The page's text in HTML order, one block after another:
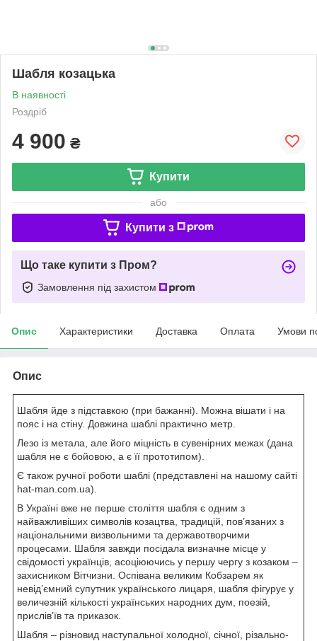
Шабля козацька
В наявності
Роздріб
4 900 ₴
Купити
або
Купити з
Що таке купити з Пром?
Замовлення під захистом
Опис Характеристики Доставка Оплата Умови
Опис
Шабля йде з підставкою (при бажанні). Можна вішати і на
пояс і на стіну. Довжина шаблі практично метр.
Лезо із метала, але його міцність в сувенірних межах (дана
шабля не є бойовою, а є її прототипом).
Є також ручної роботи шаблі (представлені на нашому сайті
hat-man.com.ua).
В Україні вже не перше століття шабля є одним з
найважливіших символів козацтва, традицій, пов’язаних з
національними визвольними та державотворчими
процесами. Шабля завжди посідала визначне місце у
свідомості українців, асоціюючись у першу чергу з козаком –
захисником Вітчизни. Оспівана великим Кобзарем як
невід’ємний супутник українського лицаря, шабля фігурує у
величезній кількості українських народних дум, поезій,
прислів’їв та приказок.
Шабля – різновид наступальної холодної, січної, різально-